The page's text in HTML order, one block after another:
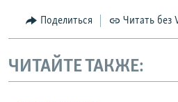
Поделиться Читать без
ЧИТАЙТЕ ТАКЖЕ: